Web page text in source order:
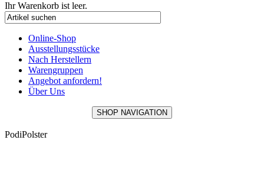
Ihr Warenkorb ist leer.
Online-Shop
Ausstellungsstücke
Nach Herstellern
Warengruppen
Angebot anfordern!
Über Uns
SHOP NAVIGATION
PodiPolster